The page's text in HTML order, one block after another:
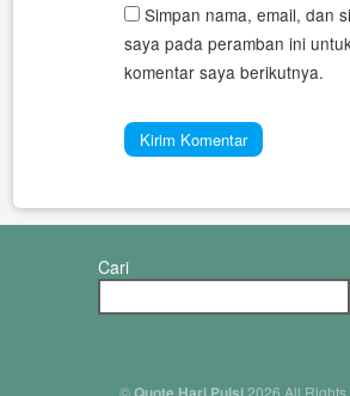
Simpan nama, email, dan
saya pada peramban ini untuk
komentar saya berikutnya.
Cari
© 2026 All Rights